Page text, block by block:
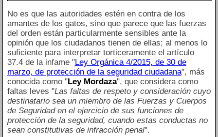
No es que las autoridades estén en contra de los
amantes de los gatos, sino que parece que las fuerzas
del orden están particularmente sensibles ante la
opinión que los ciudadanos tienen de ellas; al menos lo
suficiente para interpretar torticeramente el artículo
37.4 de la infame "Ley Orgánica 4/2015, de 30 de
marzo, de protección de la seguridad ciudadana", más
conocida como "Ley Mordaza", que considera como
faltas leves "Las faltas de respeto y consideración cuyo
destinatario sea un miembro de las Fuerzas y Cuerpos
de Seguridad en el ejercicio de sus funciones de
protección de la seguridad, cuando estas conductas no
sean constitutivas de infracción penal".